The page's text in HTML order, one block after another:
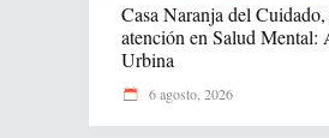
Casa Naranja del
atención en Salud Mental:
Urbina
6 agosto, 2026